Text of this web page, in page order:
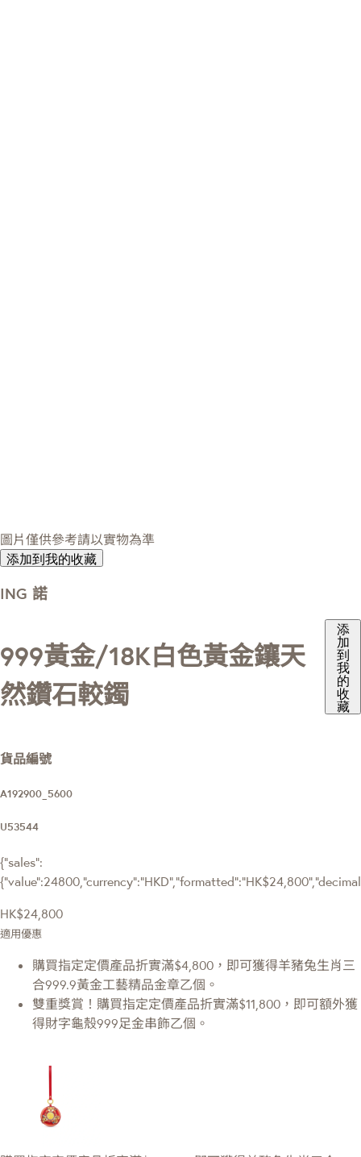
圖片僅供參考請以實物為準
添加到我的收藏
ING 諾
999黃金/18K白色黃金鑲天
然鑽石較鐲
添
加
到
我
的
收
藏
貨品編號
A192900_5600
U53544
{"sales":
HK$24,800
適用優惠
購買指定定價產品折實滿$4,800，即可獲得羊豬兔生肖三
合999.9黃金工藝精品金章乙個。
雙重獎賞！購買指定定價產品折實滿$11,800，即可額外獲
得財字龜殼999足金串飾乙個。